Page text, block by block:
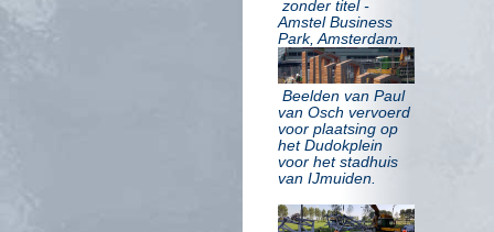
zonder titel -
Amstel Business
Park, Amsterdam.
Beelden van Paul
van Osch vervoerd
voor plaatsing op
het Dudokplein
voor het stadhuis
van IJmuiden.